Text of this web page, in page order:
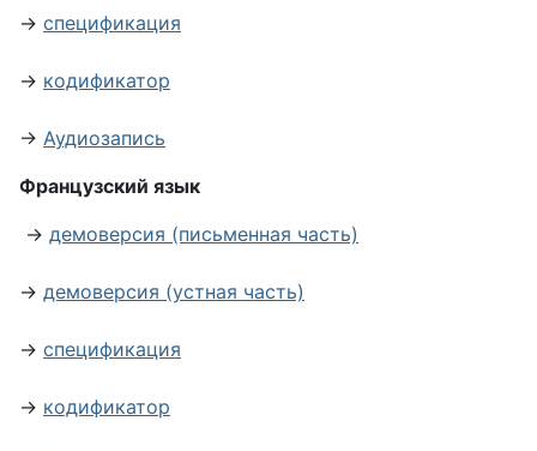
→ спецификация
→ кодификатор
→ Аудиозапись
Французский язык
→ демоверсия (письменная часть)
→ демоверсия (устная часть)
→ спецификация
→ кодификатор